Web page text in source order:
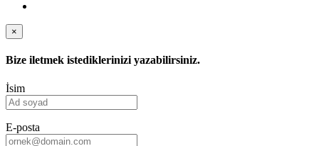
×
Bize iletmek istediklerinizi yazabilirsiniz.
İsim
E-posta